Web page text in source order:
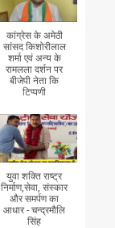
कांग्रेस के अमेठी
सांसद किशोरीलाल
शर्मा एवं अन्य के
रामलला दर्शन पर
बीजेपी नेता कि
टिप्पणी
युवा शक्ति राष्ट्र
निर्माण,सेवा, संस्कार
और समर्पण का
आधार - चन्द्रमौलि
सिंह